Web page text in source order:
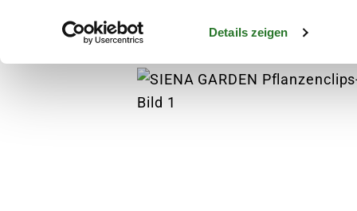
Details zeigen
Pflanzen Anzucht Anzucht Zubehör